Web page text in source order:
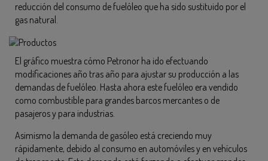
reducción del consumo de fuelóleo que ha sido sustituido por el
gas natural.
El gráfico muestra cómo Petronor ha ido efectuando
modificaciones año tras año para ajustar su producción a las
demandas de fuelóleo. Hasta ahora este fuelóleo era vendido
como combustible para grandes barcos mercantes o de
pasajeros y para industrias.
Asimismo la demanda de gasóleo está creciendo muy
rápidamente, debido al consumo en automóviles y en vehículos